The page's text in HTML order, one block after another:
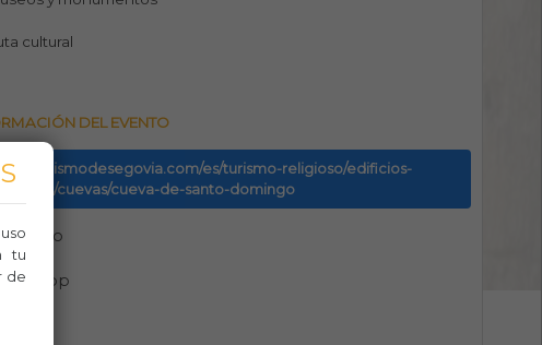
cultural
DEL EVENTO
turismodesegovia.com/es/turismo-religioso/edificios-
cuevas/cueva-de-santo-domingo
tu
de